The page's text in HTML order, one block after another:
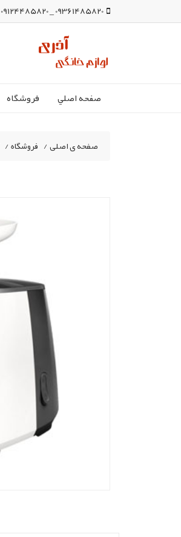
09361485820 _ 09124485820
صفحه اصلي فروشگاه
صفحه ی اصلی/ فروشگاه/